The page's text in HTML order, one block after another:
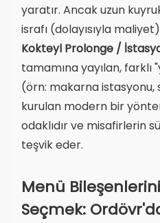
yaratır. Ancak uzun
israfı (dolayısıyla
Kokteyl Prolonge /
tamamına yayılan, farklı
(örn: makarna istasyonu,
kurulan modern bir
odaklıdır ve misafirlerin
teşvik eder.
Menü Bileşenlerini
Seçmek: